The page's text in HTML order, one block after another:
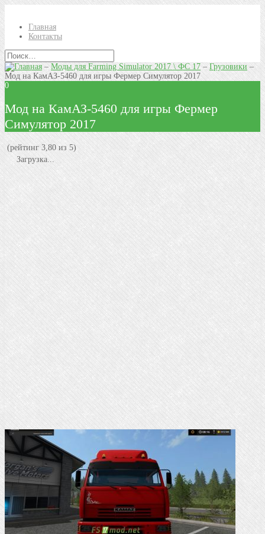
Главная
Контакты
–Моды для Farming Simulator 2017 \ ФС 17– Грузовики –
Мод на КамАЗ-5460 для игры Фермер Симулятор 2017
0
Мод на КамАЗ-5460 для игры Фермер
Симулятор 2017
(рейтинг 3,80 из 5)
Загрузка...